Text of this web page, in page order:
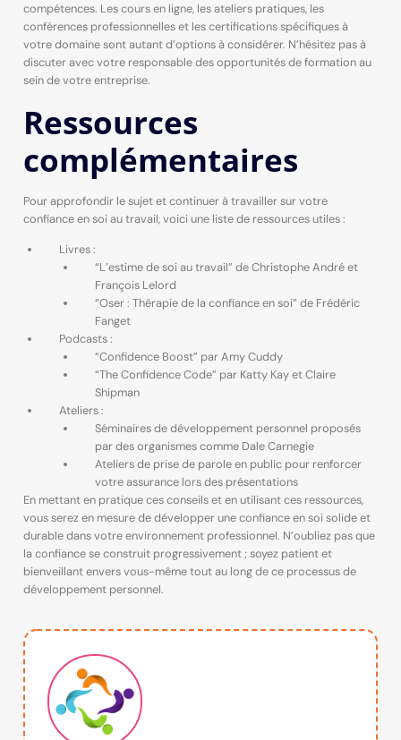
compétences. Les cours en ligne, les ateliers pratiques, les
conférences professionnelles et les certifications spécifiques à
votre domaine sont autant d’options à considérer. N’hésitez pas à
discuter avec votre responsable des opportunités de formation au
sein de votre entreprise.
Ressources
complémentaires
Pour approfondir le sujet et continuer à travailler sur votre
confiance en soi au travail, voici une liste de ressources utiles :
Livres :
“L’estime de soi au travail” de Christophe André et
François Lelord
“Oser : Thérapie de la confiance en soi” de Frédéric
Fanget
Podcasts :
“Confidence Boost” par Amy Cuddy
“The Confidence Code” par Katty Kay et Claire
Shipman
Ateliers :
Séminaires de développement personnel proposés
par des organismes comme Dale Carnegie
Ateliers de prise de parole en public pour renforcer
votre assurance lors des présentations
En mettant en pratique ces conseils et en utilisant ces ressources,
vous serez en mesure de développer une confiance en soi solide et
durable dans votre environnement professionnel. N’oubliez pas que
la confiance se construit progressivement ; soyez patient et
bienveillant envers vous-même tout au long de ce processus de
développement personnel.